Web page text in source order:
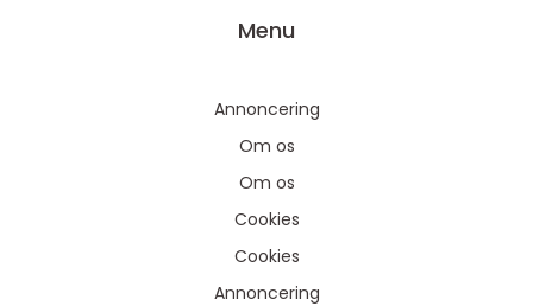
Menu
Annoncering
Om os
Om os
Cookies
Cookies
Annoncering